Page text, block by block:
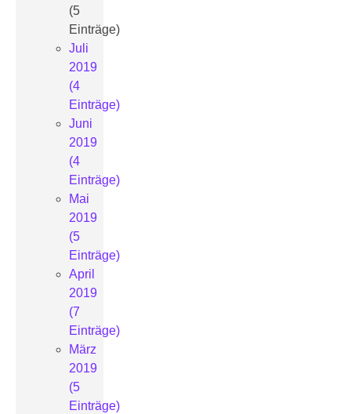
(5
Einträge)
Juli
2019
(4
Einträge)
Juni
2019
(4
Einträge)
Mai
2019
(5
Einträge)
April
2019
(7
Einträge)
März
2019
(5
Einträge)